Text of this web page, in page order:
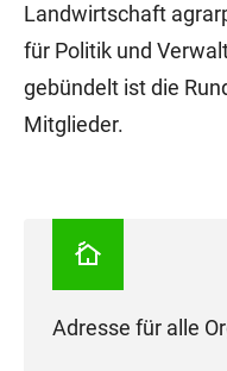
Landwirtschaft
für Politik und
gebündelt ist die
Mitglieder.
Adresse für alle